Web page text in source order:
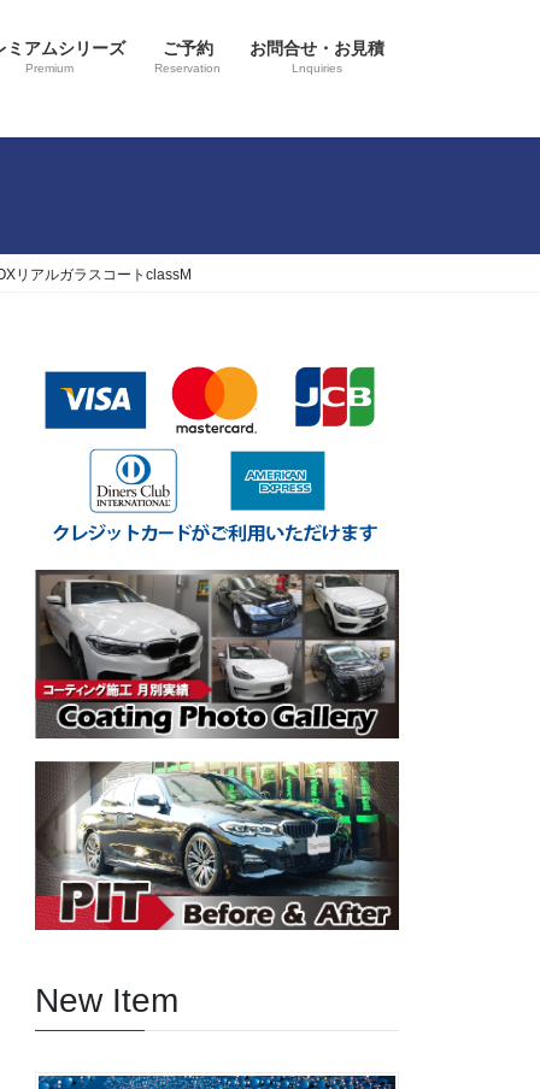
ミアムシリーズ
Premium
ご予約
Reservation
お問合せ・お見積
Lnquiries
リアルガラスコートclassM
New Item